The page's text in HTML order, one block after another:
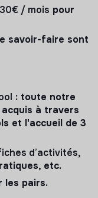
/ mois pour
savoir-faire sont
: toute notre
à travers
et l'accueil de 3
d’activités,
etc.
les pairs.